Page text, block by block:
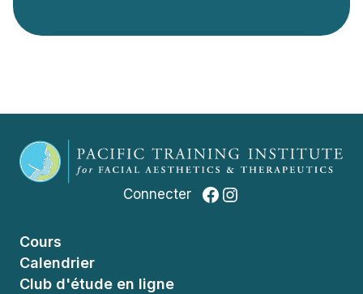
Connecter Facebook
Instagram
Cours
Calendrier
Club d'étude en ligne